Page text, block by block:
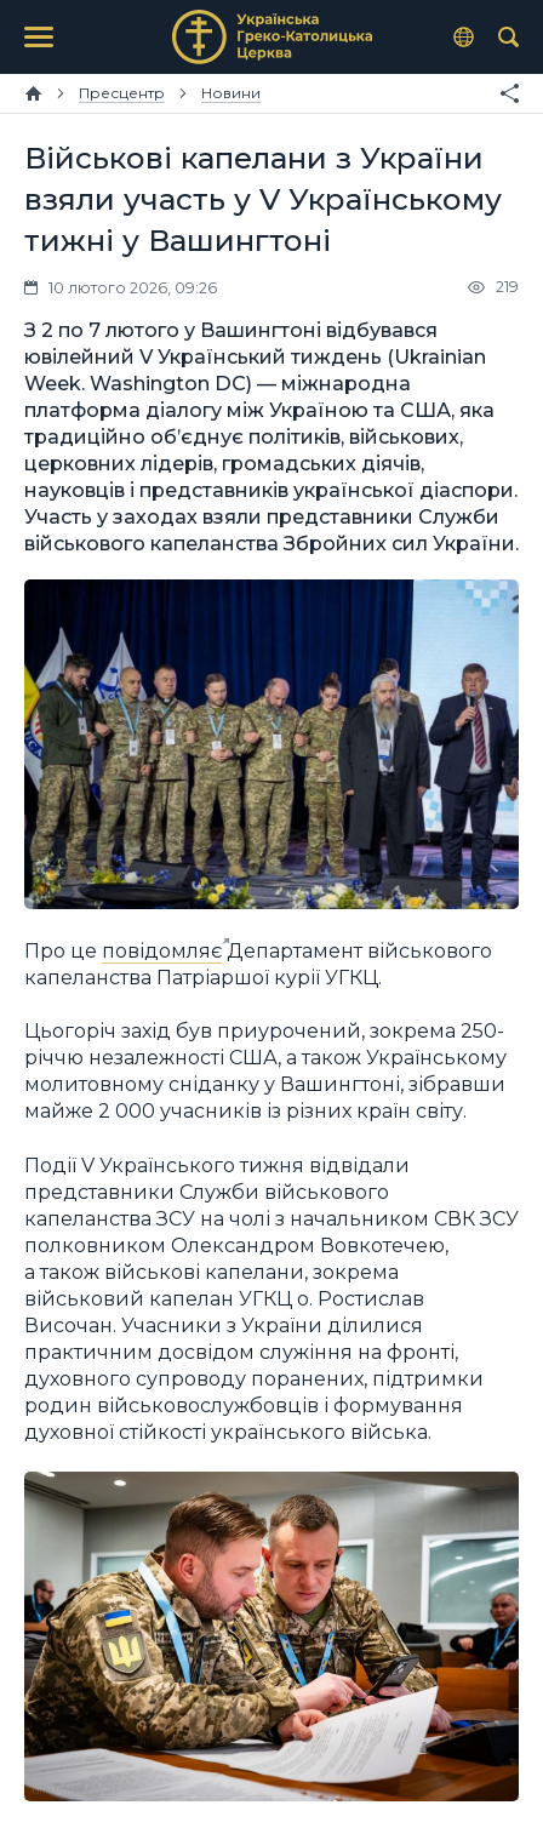
Пресцентр Новини
Військові капелани з України
взяли участь у V Українському
тижні у Вашингтоні
10 лютого 2026, 09:26 219
З 2 по 7 лютого у Вашингтоні відбувався
ювілейний V Український тиждень (Ukrainian
Week. Washington DC) — міжнародна
платформа діалогу між Україною та США, яка
традиційно об’єднує політиків, військових,
церковних лідерів, громадських діячів,
науковців і представників української діаспори.
Участь у заходах взяли представники Служби
військового капеланства Збройних сил України.
Про це повідомляєДепартамент військового
капеланства Патріаршої курії УГКЦ.
Цьогоріч захід був приурочений, зокрема 250-
річчю незалежності США, а також Українському
молитовному сніданку у Вашингтоні, зібравши
майже 2 000 учасників із різних країн світу.
Події V Українського тижня відвідали
представники Служби військового
капеланства ЗСУ на чолі з начальником СВК ЗСУ
полковником Олександром Вовкотечею,
а також військові капелани, зокрема
військовий капелан УГКЦ о. Ростислав
Височан. Учасники з України ділилися
практичним досвідом служіння на фронті,
духовного супроводу поранених, підтримки
родин військовослужбовців і формування
духовної стійкості українського війська.